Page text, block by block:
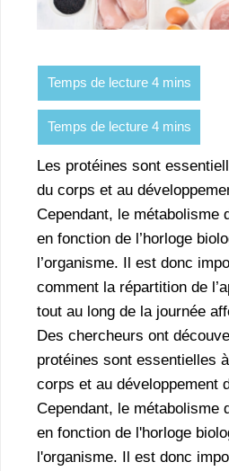
Les protéines sont
du corps et au
Cependant, le métabolisme
en fonction de l’horloge
l’organisme. Il est donc
comment la répartition de
tout au long de la journée
Des chercheurs ont
protéines sont essentielles
corps et au développement
Cependant, le métabolisme
en fonction de l'horloge
l'organisme. Il est donc